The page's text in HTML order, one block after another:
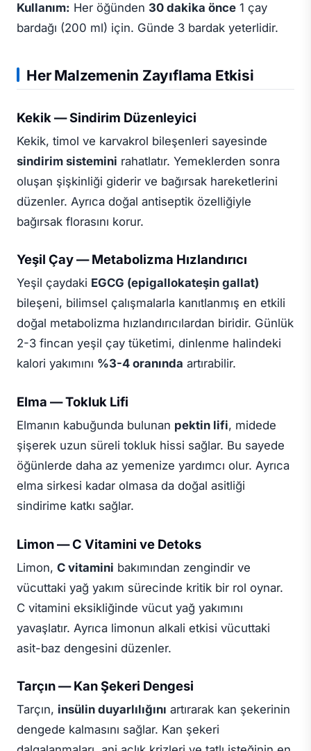
Kullanım: Her öğünden 30 dakika önce 1 çay
bardağı (200 ml) için. Günde 3 bardak yeterlidir.
Her Malzemenin Zayıflama Etkisi
Kekik — Sindirim Düzenleyici
Kekik, timol ve karvakrol bileşenleri sayesinde
sindirim sistemini rahatlatır. Yemeklerden sonra
oluşan şişkinliği giderir ve bağırsak hareketlerini
düzenler. Ayrıca doğal antiseptik özelliğiyle
bağırsak florasını korur.
Yeşil Çay — Metabolizma Hızlandırıcı
Yeşil çaydaki EGCG (epigallokateşin gallat)
bileşeni, bilimsel çalışmalarla kanıtlanmış en etkili
doğal metabolizma hızlandırıcılardan biridir. Günlük
2-3 fincan yeşil çay tüketimi, dinlenme halindeki
kalori yakımını %3-4 oranında artırabilir.
Elma — Tokluk Lifi
Elmanın kabuğunda bulunan pektin lifi, midede
şişerek uzun süreli tokluk hissi sağlar. Bu sayede
öğünlerde daha az yemenize yardımcı olur. Ayrıca
elma sirkesi kadar olmasa da doğal asitliği
sindirime katkı sağlar.
Limon — C Vitamini ve Detoks
Limon, C vitamini bakımından zengindir ve
vücuttaki yağ yakım sürecinde kritik bir rol oynar.
C vitamini eksikliğinde vücut yağ yakımını
yavaşlatır. Ayrıca limonun alkali etkisi vücuttaki
asit-baz dengesini düzenler.
Tarçın — Kan Şekeri Dengesi
Tarçın, insülin duyarlılığını artırarak kan şekerinin
dengede kalmasını sağlar. Kan şekeri